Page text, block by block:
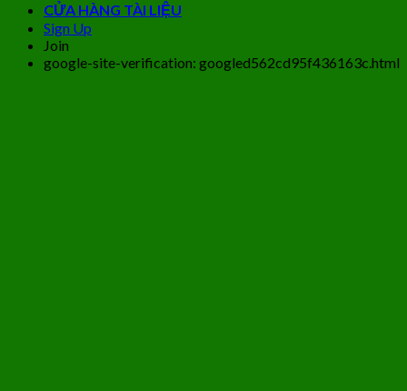
CỬA HÀNG TÀI LIỆU
Sign Up
Join
google-site-verification: googled562cd95f436163c.html